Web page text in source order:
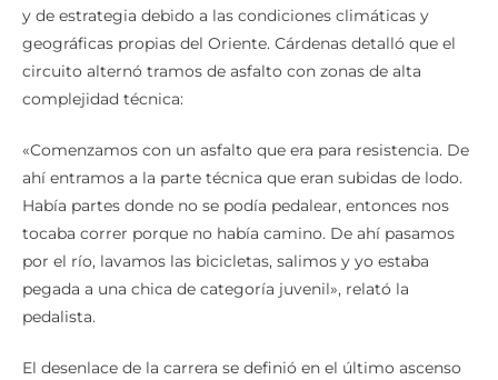
y de estrategia debido a las condiciones climáticas y
geográficas propias del Oriente. Cárdenas detalló que el
circuito alternó tramos de asfalto con zonas de alta
complejidad técnica:
«Comenzamos con un asfalto que era para resistencia. De
ahí entramos a la parte técnica que eran subidas de lodo.
Había partes donde no se podía pedalear, entonces nos
tocaba correr porque no había camino. De ahí pasamos
por el río, lavamos las bicicletas, salimos y yo estaba
pegada a una chica de categoría juvenil», relató la
pedalista.
El desenlace de la carrera se definió en el último ascenso